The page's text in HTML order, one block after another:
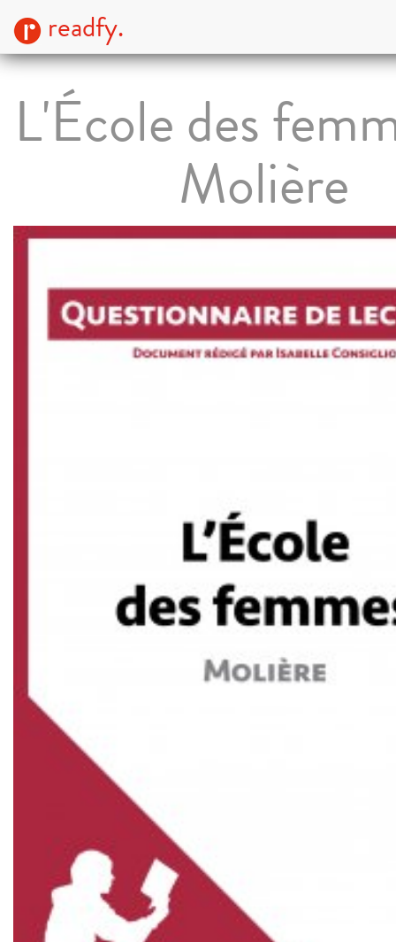
readfy.
L'École des
Molière